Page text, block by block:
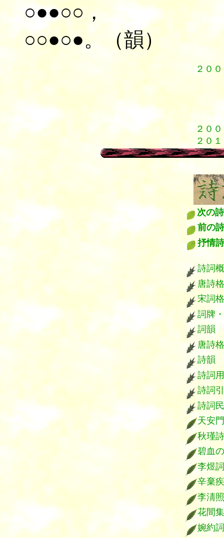
○●●○○，
○○●○●。（韻）
２０
１
１
１
１
２０
２０
漢詩
次の
前の
抒情
詩詞
唐詩
宋詞
詞牌
詞韻
唐詩
詩韻
詩詞
詩詞
詩詞
天安
秋瑾
碧血
李煜詞
辛棄
李淸
花間集
婉約